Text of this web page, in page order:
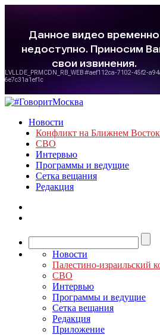
Новости
Конфликт на Ближнем
СВО
Интервью
Программы и ведущие
Сетка вещания
Редакция
Новости
Палестино-израильский
СВО
Интервью
Программы и ведущие
Сетка вещания
Редакция
Приложение